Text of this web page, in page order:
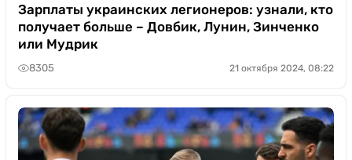
Зарплаты украинских легионеров: узнали, кто
получает больше – Довбик, Лунин, Зинченко
или Мудрик
8305 21 октября 2024, 08:22